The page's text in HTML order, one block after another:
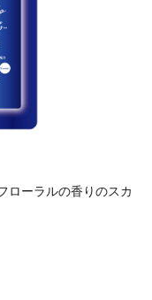
ローラルの香りのスカ